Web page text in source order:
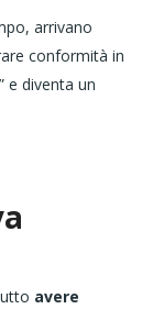
arrivano
conformità in
e diventa un
avere